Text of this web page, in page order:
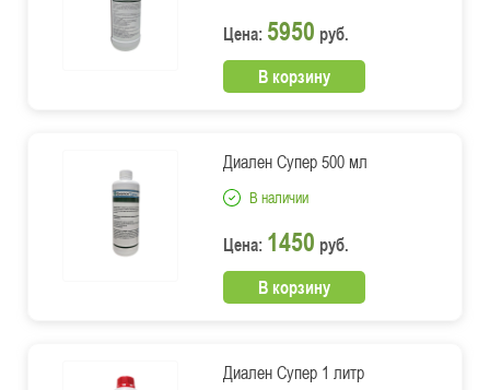
Цена: 5950 руб.
В корзину
Диален Супер 500 мл
В наличии
Цена: 1450 руб.
В корзину
Диален Супер 1 литр